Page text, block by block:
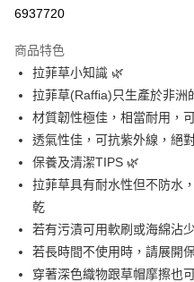
合作金庫商業銀行
華南商業銀行
上海商業儲蓄銀行
國泰世華商業銀行
臺灣中小企業銀行
匯豐（台灣）商業銀行
聯邦商業銀行
元大商業銀行
玉山商業銀行
台新國際商業銀行
台灣樂天信用卡公司
6 期 0 利率 每期
華南商業銀行
上海商業儲蓄銀行
國泰世華商業銀行
臺灣中小企業銀行
匯豐（台灣）商業銀行
聯邦商業銀行
元大商業銀行
玉山商業銀行
台新國際商業銀行
台灣樂天信用卡公司
超商取貨付款
Apple Pay
悠遊付
Google Pay
ATM付款
運送方式
6937720
商品特色
拉菲草小知識 🌿
拉菲草(Raffia)只生產於非洲
材質韌性極佳，相當耐用，
透氣性佳，可抗紫外線，絕
保養及清潔TIPS 🌿
拉菲草具有耐水性但不防水
乾
若有污漬可用軟刷或海綿沾
若長時間不使用時，請展開
穿著深色織物跟草帽摩擦也